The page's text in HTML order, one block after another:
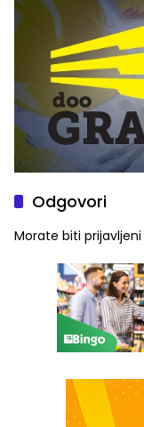
Odgovori
Morate biti prijavljeni